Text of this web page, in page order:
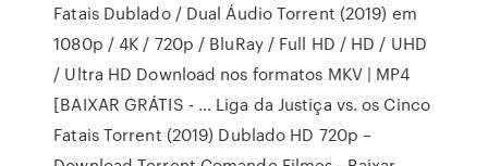
Fatais Dublado / Dual Áudio Torrent (2019) em
1080p / 4K / 720p / BluRay / Full HD / HD / UHD
/ Ultra HD Download nos formatos MKV | MP4
[BAIXAR GRÁTIS - … Liga da Justiça vs. os Cinco
Fatais Torrent (2019) Dublado HD 720p –